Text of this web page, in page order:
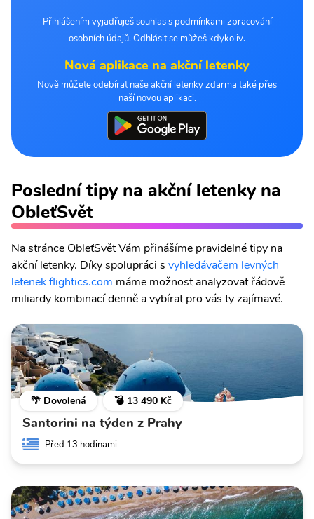
Přihlášením vyjadřuješ souhlas s podmínkami zpracování
osobních údajů. Odhlásit se můžeš kdykoliv.
Nová aplikace na akční letenky
Nově můžete odebírat naše akční letenky zdarma také přes
naší novou aplikaci.
Poslední tipy na akční letenky na
ObleťSvět
Na stránce ObleťSvět Vám přinášíme pravidelné tipy na
akční letenky. Díky spolupráci s vyhledávačem levných
letenek flightics.com máme možnost analyzovat řádově
miliardy kombinací denně a vybírat pro vás ty zajímavé.
🌴 Dovolená 💣 13 490 Kč
Santorini na týden z Prahy
Před 13 hodinami